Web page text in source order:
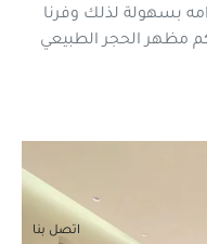
بسهولة لذلك وفرنا
مظهر الحجر الطبيعي
اتصل بنا